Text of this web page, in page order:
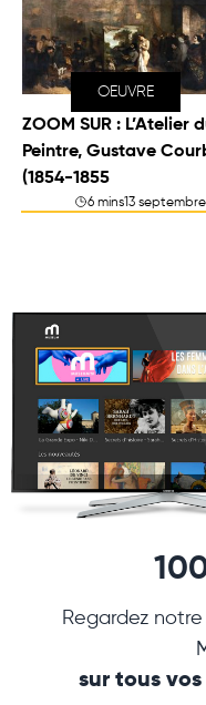
OEUVRE
ZOOM SUR : L’Atelier
Peintre, Gustave
(1854-1855
6 mins13 septembre
Regardez
sur tous